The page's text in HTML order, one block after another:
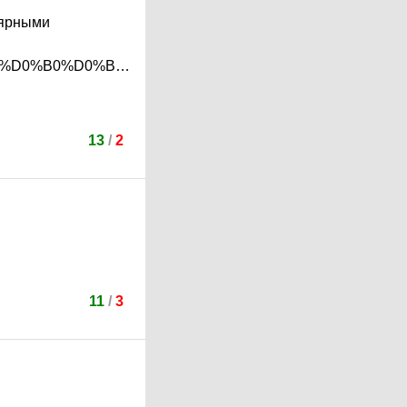
13 / 2
11/ 3